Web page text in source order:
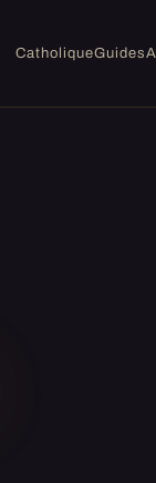
CatholiqueGuides